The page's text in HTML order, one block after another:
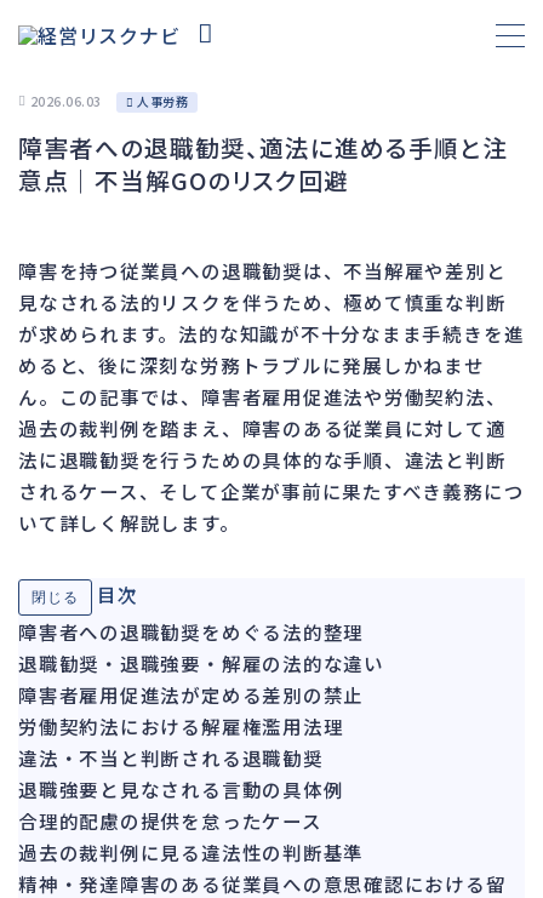
財務 665
資金繰り 192
資産売却 193
法務
差押・強制執行 227
法令違反・行政処分 318
訴訟・不正 283
損害賠償・知的財産 273
経営 157
再建準備
人事労務 568
人件費 20
労働問題
労災・ハラスメント 147
解雇・退職 135
事業運営
2026.06.03 人事労務
障害者への退職勧奨、適法に進める手順と注
意点｜不当解GOのリスク回避
障害を持つ従業員への退職勧奨は、不当解雇や差別と
見なされる法的リスクを伴うため、極めて慎重な判断
が求められます。法的な知識が不十分なまま手続きを進
めると、後に深刻な労務トラブルに発展しかねませ
ん。この記事では、障害者雇用促進法や労働契約法、
過去の裁判例を踏まえ、障害のある従業員に対して適
法に退職勧奨を行うための具体的な手順、違法と判断
されるケース、そして企業が事前に果たすべき義務につ
いて詳しく解説します。
閉じる
目次
障害者への退職勧奨をめぐる法的整理
退職勧奨・退職強要・解雇の法的な違い
障害者雇用促進法が定める差別の禁止
労働契約法における解雇権濫用法理
違法・不当と判断される退職勧奨
退職強要と見なされる言動の具体例
合理的配慮の提供を怠ったケース
過去の裁判例に見る違法性の判断基準
精神・発達障害のある従業員への意思確認における留